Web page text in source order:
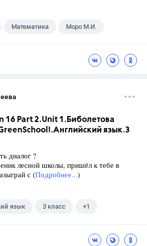
Математика Моро М.И.
16 Part 2.Unit 1.Биболетова
язык.3
диалог ?
лесной школы, пришёл к тебе в
с (Подробнее...)
язык 3 класс +1